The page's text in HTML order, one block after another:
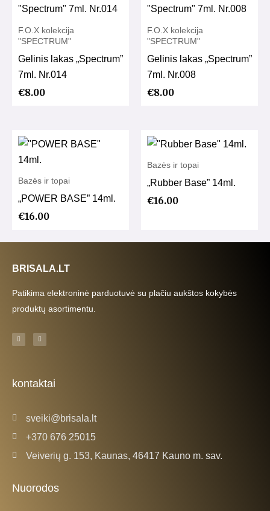
F.O.X kolekcija
"SPECTRUM"
Gelinis lakas „Spectrum”
7ml. Nr.014
€8.00
F.O.X kolekcija
"SPECTRUM"
Gelinis lakas „Spectrum”
7ml. Nr.008
€8.00
Bazės ir topai
„POWER BASE” 14ml.
€16.00
Bazės ir topai
„Rubber Base” 14ml.
€16.00
BRISALA.LT
Patikima elektroninė parduotuvė su plačiu aukštos kokybės
produktų asortimentu.
F
a
c
-
f
I
n
s
m
kontaktai
sveiki@brisala.lt
+370 676 25015
Veiverių g. 153, Kaunas, 46417 Kauno m. sav.
Nuorodos